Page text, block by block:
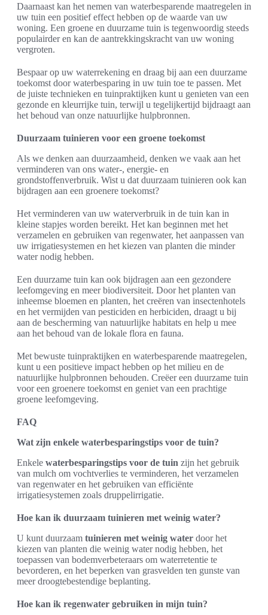
Daarnaast kan het nemen van waterbesparende maatregelen in
uw tuin een positief effect hebben op de waarde van uw
woning. Een groene en duurzame tuin is tegenwoordig steeds
populairder en kan de aantrekkingskracht van uw woning
vergroten.
Bespaar op uw waterrekening en draag bij aan een duurzame
toekomst door waterbesparing in uw tuin toe te passen. Met
de juiste technieken en tuinpraktijken kunt u genieten van een
gezonde en kleurrijke tuin, terwijl u tegelijkertijd bijdraagt aan
het behoud van onze natuurlijke hulpbronnen.
Duurzaam tuinieren voor een groene toekomst
Als we denken aan duurzaamheid, denken we vaak aan het
verminderen van ons water-, energie- en
grondstoffenverbruik. Wist u dat duurzaam tuinieren ook kan
bijdragen aan een groenere toekomst?
Het verminderen van uw waterverbruik in de tuin kan in
kleine stapjes worden bereikt. Het kan beginnen met het
verzamelen en gebruiken van regenwater, het aanpassen van
uw irrigatiesystemen en het kiezen van planten die minder
water nodig hebben.
Een duurzame tuin kan ook bijdragen aan een gezondere
leefomgeving en meer biodiversiteit. Door het planten van
inheemse bloemen en planten, het creëren van insectenhotels
en het vermijden van pesticiden en herbiciden, draagt u bij
aan de bescherming van natuurlijke habitats en help u mee
aan het behoud van de lokale flora en fauna.
Met bewuste tuinpraktijken en waterbesparende maatregelen,
kunt u een positieve impact hebben op het milieu en de
natuurlijke hulpbronnen behouden. Creëer een duurzame tuin
voor een groenere toekomst en geniet van een prachtige
groene leefomgeving.
FAQ
Wat zijn enkele waterbesparingstips voor de tuin?
Enkele waterbesparingstips voor de tuin zijn het gebruik
van mulch om vochtverlies te verminderen, het verzamelen
van regenwater en het gebruiken van efficiënte
irrigatiesystemen zoals druppelirrigatie.
Hoe kan ik duurzaam tuinieren met weinig water?
U kunt duurzaam tuinieren met weinig water door het
kiezen van planten die weinig water nodig hebben, het
toepassen van bodemverbeteraars om waterretentie te
bevorderen, en het beperken van grasvelden ten gunste van
meer droogtebestendige beplanting.
Hoe kan ik regenwater gebruiken in mijn tuin?